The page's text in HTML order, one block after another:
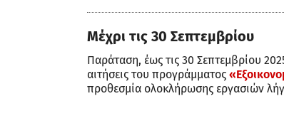
Μέχρι τις 30 Σεπτεμβρίου
Παράταση, έως τις 30 Σεπτεμβρίου
αιτήσεις του προγράμματος
προθεσμία ολοκλήρωσης εργασιών